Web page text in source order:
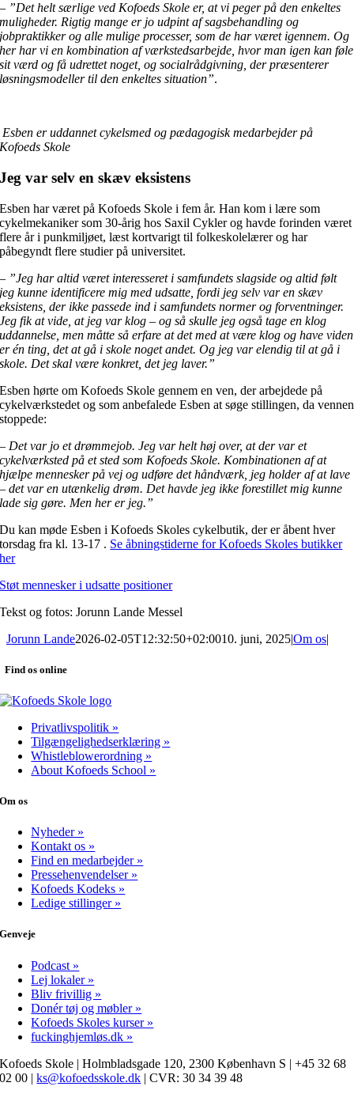
– ”Det helt særlige ved Kofoeds Skole er, at vi peger på den enkeltes
muligheder. Rigtig mange er jo udpint af sagsbehandling og
jobpraktikker og alle mulige processer, som de har været igennem. Og
her har vi en kombination af værkstedsarbejde, hvor man igen kan føle
sit værd og få udrettet noget, og socialrådgivning, der præsenterer
løsningsmodeller til den enkeltes situation”.
Esben er uddannet cykelsmed og pædagogisk medarbejder på
Kofoeds Skole
Jeg var selv en skæv eksistens
Esben har været på Kofoeds Skole i fem år. Han kom i lære som
cykelmekaniker som 30-årig hos Saxil Cykler og havde forinden været
flere år i punkmiljøet, læst kortvarigt til folkeskolelærer og har
påbegyndt flere studier på universitet.
– ”Jeg har altid været interesseret i samfundets slagside og altid følt
jeg kunne identificere mig med udsatte, fordi jeg selv var en skæv
eksistens, der ikke passede ind i samfundets normer og forventninger.
Jeg fik at vide, at jeg var klog – og så skulle jeg også tage en klog
uddannelse, men måtte så erfare at det med at være klog og have viden
er én ting, det at gå i skole noget andet. Og jeg var elendig til at gå i
skole. Det skal være konkret, det jeg laver.”
Esben hørte om Kofoeds Skole gennem en ven, der arbejdede på
cykelværkstedet og som anbefalede Esben at søge stillingen, da vennen
stoppede:
– Det var jo et drømmejob. Jeg var helt høj over, at der var et
cykelværksted på et sted som Kofoeds Skole. Kombinationen af at
hjælpe mennesker på vej og udføre det håndværk, jeg holder af at lave
– det var en utænkelig drøm. Det havde jeg ikke forestillet mig kunne
lade sig gøre. Men her er jeg.”
Du kan møde Esben i Kofoeds Skoles cykelbutik, der er åbent hver
torsdag fra kl. 13-17 . Se åbningstiderne for Kofoeds Skoles butikker
her
Støt mennesker i udsatte positioner
Tekst og fotos: Jorunn Lande Messel
Jorunn Lande2026-02-05T12:32:50+02:0010. juni, 2025|Om os|
Find os online
Privatlivspolitik »
Tilgængelighedserklæring »
Whistleblowerordning »
About Kofoeds School »
Om os
Nyheder »
Kontakt os »
Find en medarbejder »
Pressehenvendelser »
Kofoeds Kodeks »
Ledige stillinger »
Genveje
Podcast »
Lej lokaler »
Bliv frivillig »
Donér tøj og møbler »
Kofoeds Skoles kurser »
fuckinghjemløs.dk »
Kofoeds Skole | Holmbladsgade 120, 2300 København S | +45 32 68
02 00 |ks@kofoedsskole.dk | CVR: 30 34 39 48